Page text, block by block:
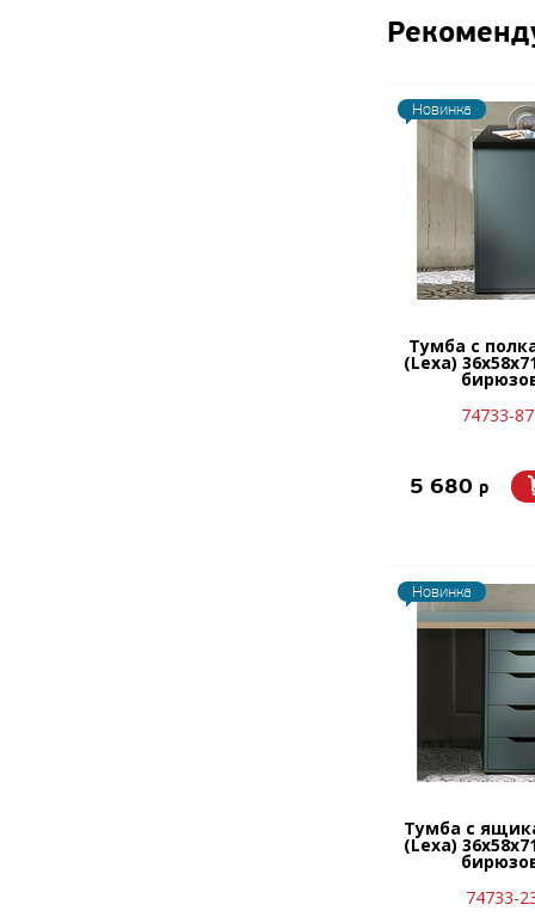
Новинка
Тумба с
(Lexa)
74733-
5 680 p
Новинка
Тумба с
(Lexa)
74733-